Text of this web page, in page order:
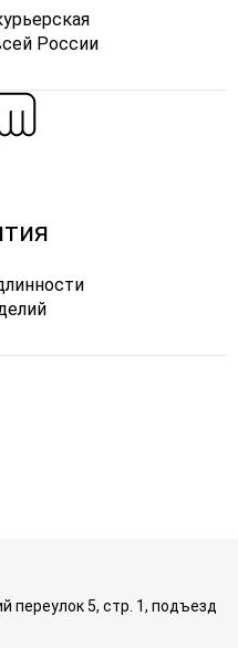
России
переулок 5, стр. 1, подъезд